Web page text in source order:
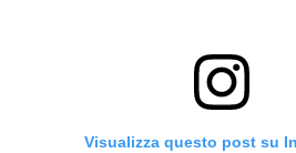
Visualizza questo post su